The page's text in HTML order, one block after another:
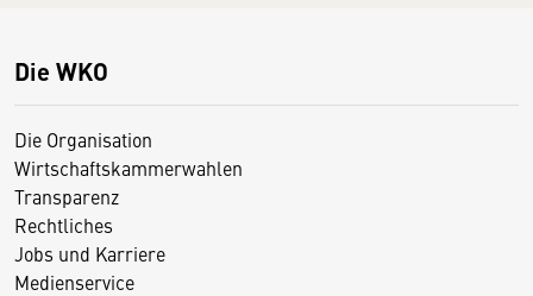
Die WKO
Die Organisation
Wirtschaftskammerwahlen
Transparenz
Rechtliches
Jobs und Karriere
Medienservice